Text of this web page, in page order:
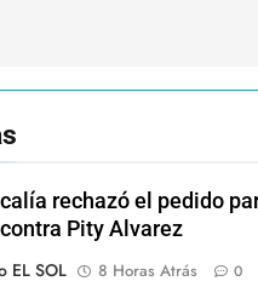
rechazó el pedido
Pity Alvarez
EL SOL
8 Horas Atrás 0